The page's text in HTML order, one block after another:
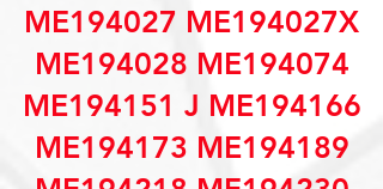
ME194027 ME194027X
ME194028 ME194074
ME194151 J ME194166
ME194173 ME194189